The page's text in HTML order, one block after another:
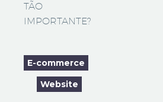
TÃO
IMPORTANTE?
E-commerce
Website